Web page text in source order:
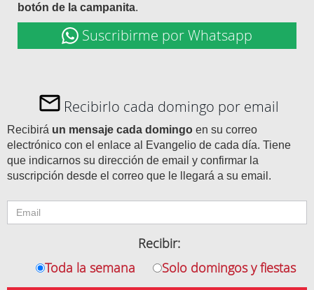
botón de la campanita.
Suscribirme por Whatsapp
Recibirlo cada domingo por email
Recibirá un mensaje cada domingo en su correo
electrónico con el enlace al Evangelio de cada día. Tiene
que indicarnos su dirección de email y confirmar la
suscripción desde el correo que le llegará a su email.
Recibir:
Toda la semana
Solo domingos y fiestas